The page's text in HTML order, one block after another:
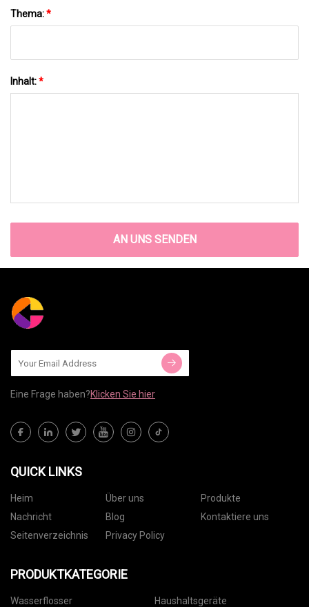
Thema:*
Inhalt:*
AN UNS SENDEN
Eine Frage haben?Klicken Sie hier
QUICK LINKS
Heim Über uns
Produkte
Nachricht
Blog
Kontaktiere uns
Seitenverzeichnis
Privacy Policy
PRODUKTKATEGORIE
Wasserflosser Haushaltsgeräte